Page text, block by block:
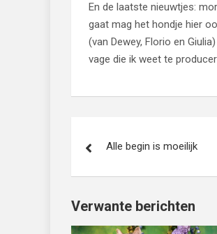
En de laatste nieuwtjes:
gaat mag het hondje hier
(van Dewey, Florio en
vage die ik weet te
navigatie
Alle begin is moeilijk
Verwante berichten